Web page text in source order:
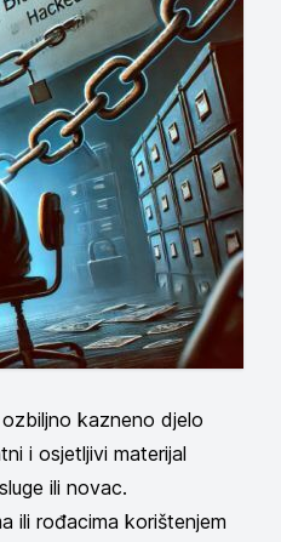
kazneno djelo
i osjetljivi materijal
ili novac.
ili rođacima korištenjem